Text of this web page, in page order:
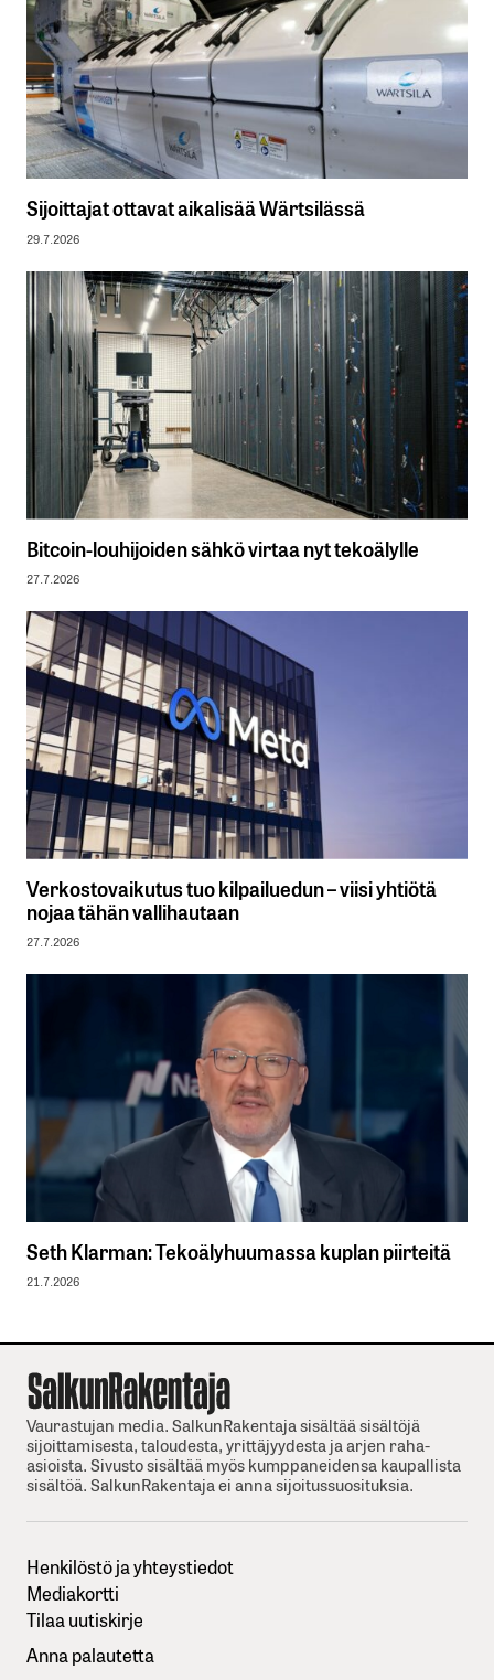
Sijoittajat ottavat aikalisää Wärtsilässä
29.7.2026
Bitcoin-louhijoiden sähkö virtaa nyt tekoälylle
27.7.2026
Verkostovaikutus tuo kilpailuedun – viisi yhtiötä
nojaa tähän vallihautaan
27.7.2026
Seth Klarman: Tekoälyhuumassa kuplan piirteitä
21.7.2026
Vaurastujan media. SalkunRakentaja sisältää sisältöjä
sijoittamisesta, taloudesta, yrittäjyydesta ja arjen raha-
asioista. Sivusto sisältää myös kumppaneidensa kaupallista
sisältöä. SalkunRakentaja ei anna sijoitussuosituksia.
Henkilöstö ja yhteystiedot
Mediakortti
Tilaa uutiskirje
Anna palautetta